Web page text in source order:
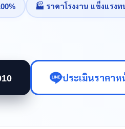
🏭 ราคาโรงงาน แข็งแรง
ประเมินราคา